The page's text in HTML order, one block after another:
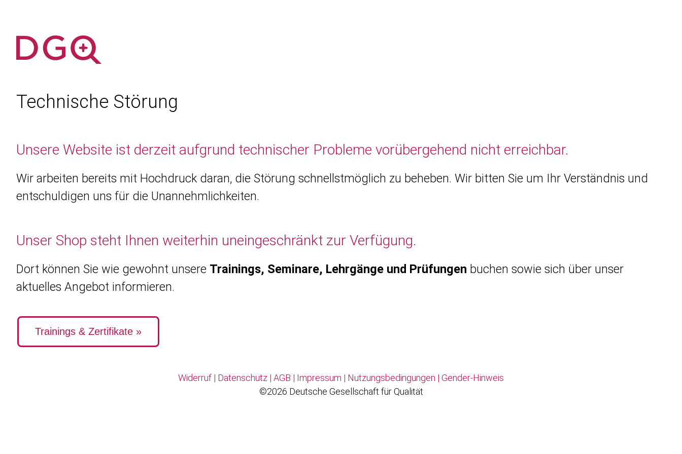
Technische Störung
Unsere Website ist derzeit aufgrund technischer Probleme vorübergehend nicht erreichbar.
Wir arbeiten bereits mit Hochdruck daran, die Störung schnellstmöglich zu beheben. Wir bitten Sie um Ihr Verständnis und
entschuldigen uns für die Unannehmlichkeiten.
Unser Shop steht Ihnen weiterhin uneingeschränkt zur Verfügung.
Dort können Sie wie gewohnt unsere Trainings, Seminare, Lehrgänge und Prüfungen buchen sowie sich über unser
aktuelles Angebot informieren.
Trainings & Zertifikate »
Widerruf | Datenschutz | AGB | Impressum | Nutzungsbedingungen | Gender-Hinweis
©2026 Deutsche Gesellschaft für Qualität